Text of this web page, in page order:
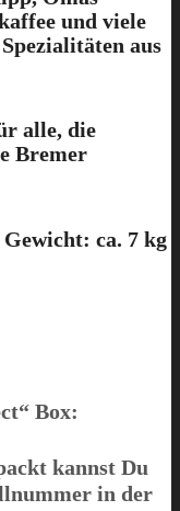
und viele
aus
alle, die
Bremer
ca. 7 kg
Box:
kannst Du
in der